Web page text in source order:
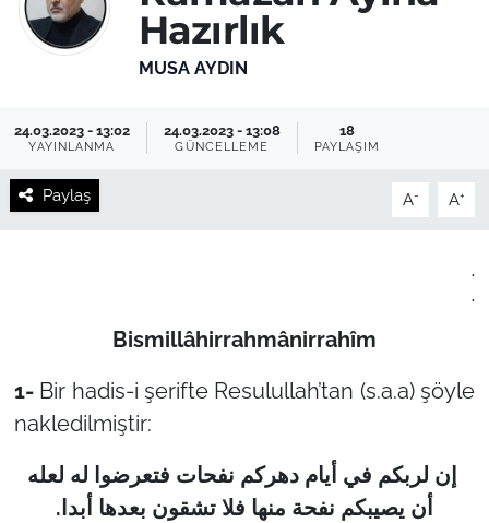
Hazırlık
MUSA AYDIN
24.03.2023 - 13:02
YAYINLANMA
24.03.2023 - 13:08
GÜNCELLEME
18
PAYLAŞIM
Paylaş A- A+
.
.
Bismillâhirrahmânirrahîm
1- Bir hadis-i şerifte Resulullah’tan (s.a.a) şöyle
nakledilmiştir:
إن لربكم في أيام دهركم نفحات فتعرضوا له لعله
أن يصيبكم نفحة منها فلا تشقون بعدها أبدا.